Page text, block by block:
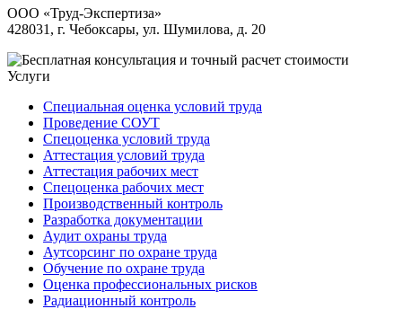
ООО «Труд-Экспертиза»
428031, г. Чебоксары, ул. Шумилова, д. 20
Услуги
Специальная оценка условий труда
Проведение СОУТ
Спецоценка условий труда
Аттестация условий труда
Аттестация рабочих мест
Спецоценка рабочих мест
Производственный контроль
Разработка документации
Аудит охраны труда
Аутсорсинг по охране труда
Обучение по охране труда
Оценка профессиональных рисков
Радиационный контроль